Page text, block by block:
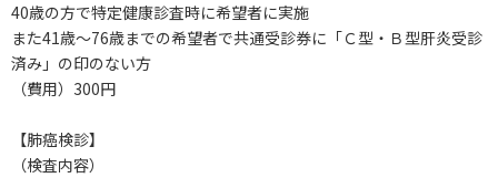
40歳の方で特定健康診査時に希望者に実施
また41歳～76歳までの希望者で共通受診券に「Ｃ型・Ｂ型肝炎受診
済み」の印のない方
（費用）300円
【肺癌検診】
（検査内容）